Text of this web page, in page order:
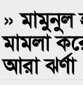
» মামুনুল
মামলা
আরা ঝর্ণা